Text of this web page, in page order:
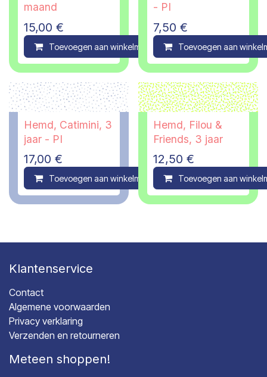
maand
15,00 €
Toevoegen aan winkelmandje Compare
- PI
7,50 €
Toevoegen aan
Hemd, Catimini, 3
jaar - PI
17,00 €
Toevoegen aan winkelmandje Compare
Hemd, Filou &
Friends, 3 jaar
12,50 €
Toevoegen aan
Klantenservice
Contact
Algemene voorwaarden
Privacy verklaring
Verzenden en retourneren
Meteen shoppen!